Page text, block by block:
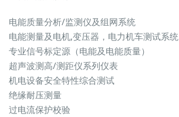
电能质量分析/监测仪及组网系统
电能测量及电机,变压器，电力机车测试系统
专业信号标定源（电能及电能质量）
超声波测高/测距仪系列仪表
机电设备安全特性综合测试
绝缘耐压测量
过电流保护校验